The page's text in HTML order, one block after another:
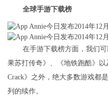
全球手游下载榜
在手游下载榜方面，我们
果苏打传奇》、《地铁跑酷》
Crack》之外，绝大多数游戏都
列的续作。